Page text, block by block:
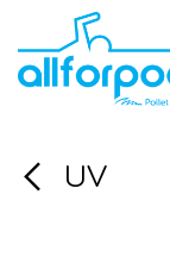
Se rendre
UV